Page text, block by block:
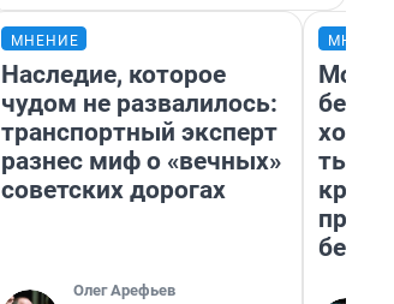
МНЕНИЕ
Наследие, которое
чудом не развалилось:
транспортный эксперт
разнес миф о «вечных»
советских дорогах
Олег Арефьев
Мой